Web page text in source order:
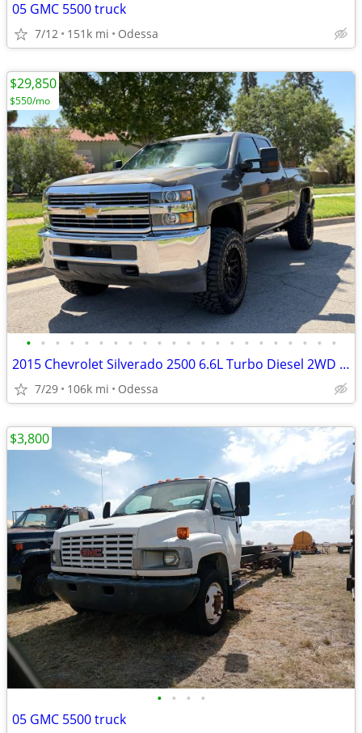
05 GMC 5500 truck
7/12 151k mi Odessa
• • • • • • • • • • • • • • • • • • • • • •
2015 Chevrolet Silverado 2500 6.6L Turbo Diesel 2WD LT
7/29 106k mi Odessa
$29,850
$550/mo
• • • •
05 GMC 5500 truck
$3,800